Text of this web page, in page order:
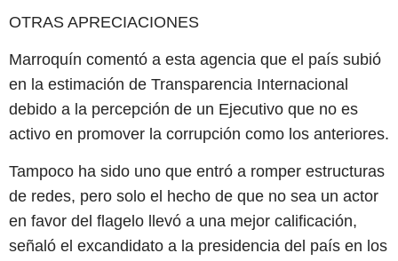
OTRAS APRECIACIONES
Marroquín comentó a esta agencia que el país subió
en la estimación de Transparencia Internacional
debido a la percepción de un Ejecutivo que no es
activo en promover la corrupción como los anteriores.
Tampoco ha sido uno que entró a romper estructuras
de redes, pero solo el hecho de que no sea un actor
en favor del flagelo llevó a una mejor calificación,
señaló el excandidato a la presidencia del país en los